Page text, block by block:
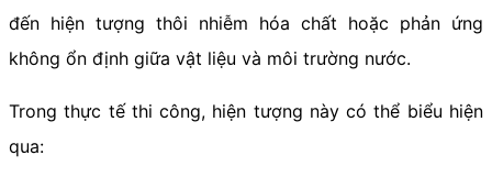
đến hiện tượng thôi nhiễm hóa chất hoặc phản ứng
không ổn định giữa vật liệu và môi trường nước.
Trong thực tế thi công, hiện tượng này có thể biểu hiện
qua: